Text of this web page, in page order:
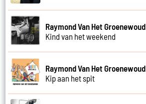
Raymond Van Het Groenewoud
Kind van het weekend
Raymond Van Het Groenewoud
Kip aan het spit